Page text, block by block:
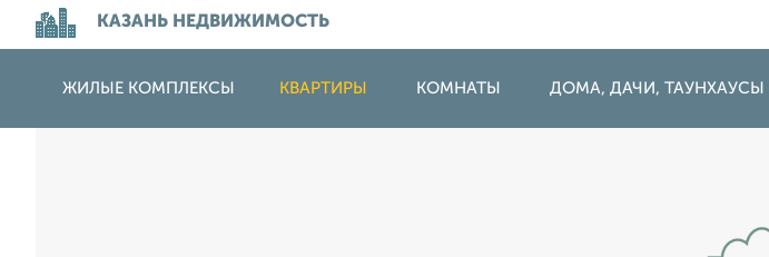
КАЗАНЬ НЕДВИЖИМОСТЬ
ЖИЛЫЕ КОМПЛЕКСЫ КВАРТИРЫ КОМНАТЫ ДОМА, ДАЧИ, ТАУНХАУСЫ